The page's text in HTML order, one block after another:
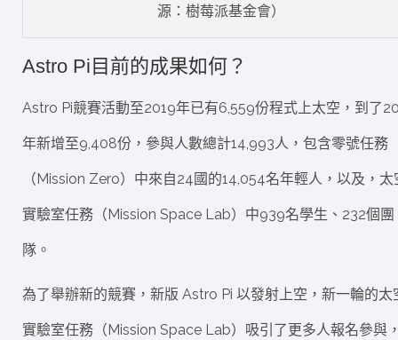
源：樹莓派基金會）
Astro Pi目前的成果如何？
Astro Pi競賽活動至2019年已有6,559份程式上太空，到了
年新增至9,408份，參與人數總計14,993人，包含零號任務
（Mission Zero）中來自24國的14,054名年輕人，以及，太
實驗室任務（Mission Space Lab）中939名學生、232個團
隊。
為了舉辦新的競賽，新版 Astro Pi 以發射上空，新一輪的太
實驗室任務（Mission Space Lab）吸引了更多人報名參與